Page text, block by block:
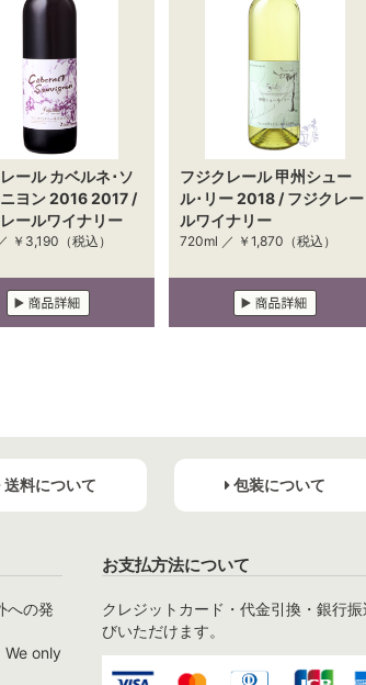
ール カベルネ･ソ
ヨン 2016 2017 /
ールワイナリー
￥3,190 （税込）
フジクレール 甲州シュー
ル･リー 2018 / フジクレー
ルワイナリー
720ml ／ ￥1,870 （税込）
送料について 包装について
への発
only
お支払方法について
クレジットカード・代金引換・銀行
びいただけます。